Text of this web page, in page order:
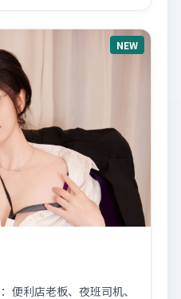
NEW
便利店老板、夜班司机、